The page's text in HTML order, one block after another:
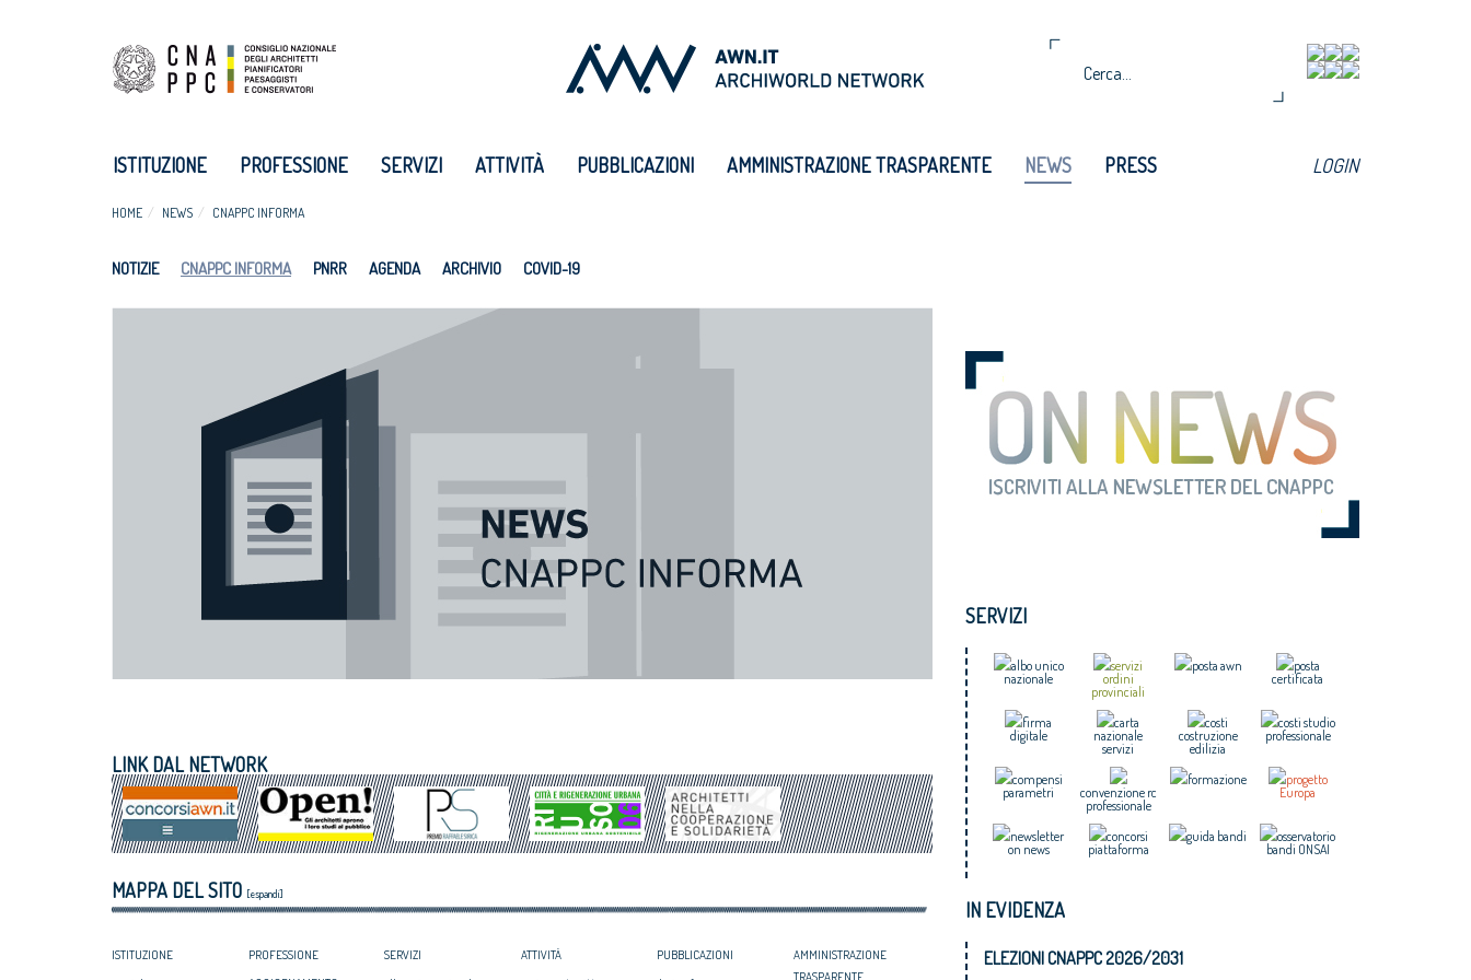
ISTITUZIONE PROFESSIONE SERVIZI ATTIVITÀ PUBBLICAZIONI AMMINISTRAZIONE TRASPARENTE NEWS PRESS LOGIN
HOME NEWS CNAPPC INFORMA
NOTIZIE CNAPPC INFORMA PNRR AGENDA ARCHIVIO COVID-19
LINK DAL NETWORK
MAPPA DEL SITO [espandi]
ISTITUZIONE
PROFESSIONE
SERVIZI
ATTIVITÀ
PUBBLICAZIONI
AMMINISTRAZIONE
TRASPARENTE
SERVIZI
albo unico
nazionale
servizi
ordini
provinciali
posta awn
posta
certificata
firma
digitale
carta
nazionale
servizi
costi
costruzione
edilizia
costi studio
professionale
compensi
parametri
convenzione rc
professionale
formazione
progetto
Europa
newsletter
on news
concorsi
piattaforma
guida bandi
osservatorio
bandi ONSAI
IN EVIDENZA
ELEZIONI CNAPPC 2026/2031